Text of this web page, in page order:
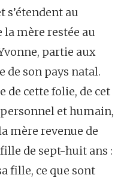
s’étendent au
mère restée au
partie aux
de son pays natal.
de cette folie, de cet
et humain,
mère revenue de
fille de sept-huit ans :
fille, ce que sont